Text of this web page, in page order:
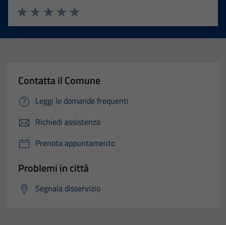
Valuta 5 stelle su 5
Valuta 4 stelle su 5
Valuta 3 stelle su 5
Valuta 2 stelle su 5
Valuta 1 stelle su 5
Contatta il Comune
Leggi le domande frequenti
Richiedi assistenza
Prenota appuntamento
Problemi in città
Segnala disservizio